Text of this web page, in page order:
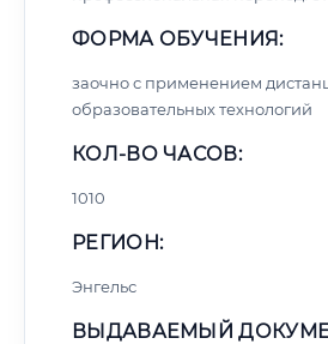
ФОРМА ОБУЧЕНИЯ:
заочно с применением
образовательных технологий
КОЛ-ВО ЧАСОВ:
1010
РЕГИОН:
Энгельс
ВЫДАВАЕМЫЙ